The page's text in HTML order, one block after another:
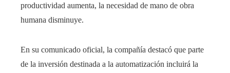
productividad aumenta, la necesidad de mano de obra
humana disminuye.
En su comunicado oficial, la compañía destacó que parte
de la inversión destinada a la automatización incluirá la